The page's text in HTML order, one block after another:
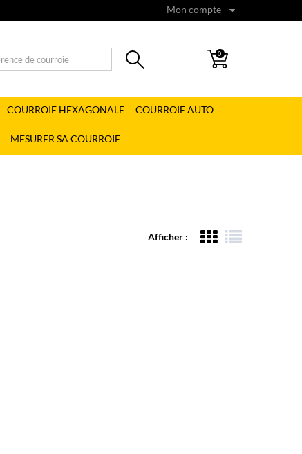
Mon compte
0
COURROIE HEXAGONALE COURROIE AUTO
MESURER SA COURROIE
Afficher :